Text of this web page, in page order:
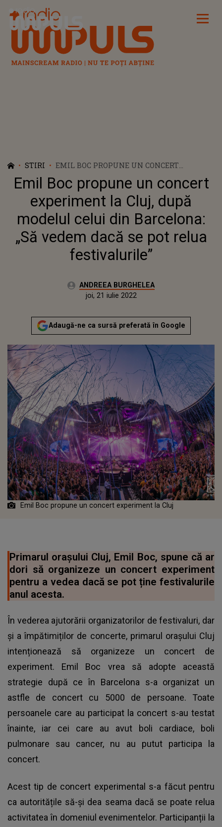
Radio Impuls
STIRI
EMIL BOC PROPUNE UN CONCERT
CELUI DIN BARCELONA: „SĂ VEDEM DACĂ
SE POT RELUA FESTIVALURILE”
Emil Boc propune un concert
experiment la Cluj, după
modelul celui din Barcelona:
„Să vedem dacă se pot relua
festivalurile”
Autor:ANDREEA BURGHELEA
Actualizat:
joi, 21 iulie 2022
Adaugă-ne ca sursă preferată în Google
Emil Boc propune un concert experiment la Cluj
Primarul orașului Cluj, Emil Boc, spune că ar
dori să organizeze un concert experiment
pentru a vedea dacă se pot ține festivalurile
anul acesta.
În vederea ajutorării organizatorilor de festivaluri, dar
și a împătimiților de concerte, primarul orașului Cluj
intenționează să organizeze un concert de
experiment. Emil Boc vrea să adopte această
strategie după ce în Barcelona s-a organizat un
astfle de concert cu 5000 de persoane. Toate
persoanele care au participat la concert s-au testat
înainte, iar cei care au avut boli cardiace, boli
pulmonare sau cancer, nu au putut participa la
concert.
Acest tip de concert experimental s-a făcut pentru
ca autoritățile să-și dea seama dacă se poate relua
activitatea în domeniul evenimentelor. Participanții la